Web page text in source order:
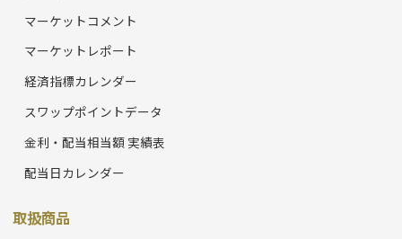
マーケットコメント
マーケットレポート
経済指標カレンダー
スワップポイントデータ
金利・配当相当額 実績表
配当日カレンダー
取扱商品